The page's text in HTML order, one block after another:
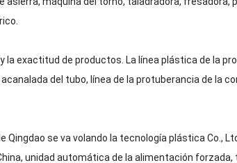
exactitud de productos. La línea plástica de la
del tubo, línea de la protuberancia de la
se va volando la tecnología plástica Co.,
unidad automática de la alimentación forzada,